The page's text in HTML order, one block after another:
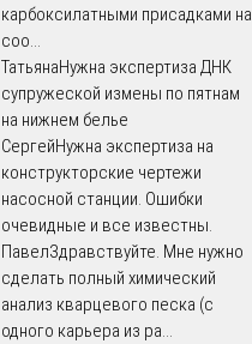
карбоксилатными присадками на
соо...
ТатьянаНужна экспертиза ДНК
супружеской измены по пятнам
на нижнем белье
СергейНужна экспертиза на
конструкторские чертежи
насосной станции. Ошибки
очевидные и все известны.
ПавелЗдравствуйте. Мне нужно
сделать полный химический
анализ кварцевого песка (с
одного карьера из ра...